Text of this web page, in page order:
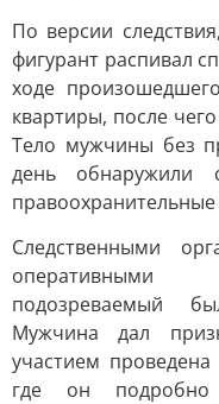
По версии
фигурант распивал
ходе
квартиры, после
Тело мужчины без
день
Следственными
оперативными
подозреваемый
Мужчина дал
участием
где он подробно